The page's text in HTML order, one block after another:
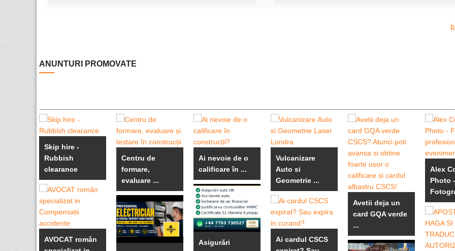
ANUNTURI PROMOVATE
Skip hire -
Rubbish
clearance
AVOCAT român
Centru de
formare,
evaluare ...
Ai nevoie de o
calificare în ...
Asigurări
Vulcanizare
Auto si
Geometrie ...
Ai cardul CSCS
Avetii deja un
card GQA verde
...
Alex
Photo -